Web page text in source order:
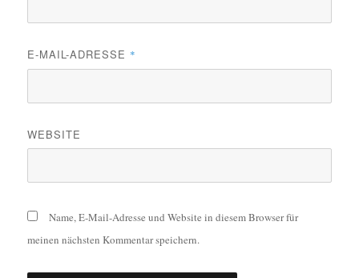
E-MAIL-ADRESSE *
WEBSITE
Name, E-Mail-Adresse und Website in diesem Browser für
meinen nächsten Kommentar speichern.